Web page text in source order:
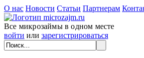
О нас Новости Статьи Партнерам
Все микрозаймы в одном месте
войти или зарегистрироваться